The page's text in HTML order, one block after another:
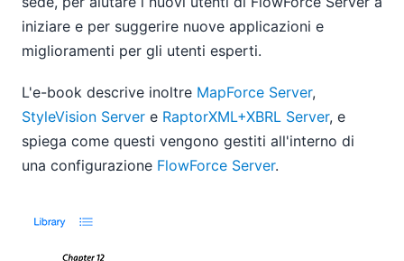
iniziare e per suggerire nuove applicazioni e
miglioramenti per gli utenti esperti.
L'e-book descrive inoltre MapForce Server,
StyleVision Server e RaptorXML+XBRL Server, e
spiega come questi vengono gestiti all'interno di
una configurazione FlowForce Server.